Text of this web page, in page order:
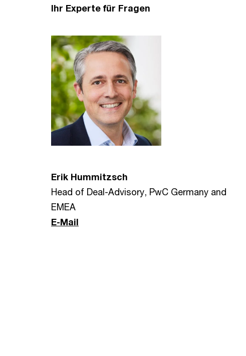
Ihr Experte für Fragen
Erik Hummitzsch
Head of Deal-Advisory, PwC Germany and
EMEA
E-Mail